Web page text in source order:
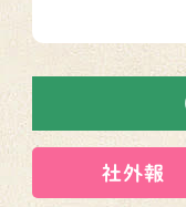
社外報